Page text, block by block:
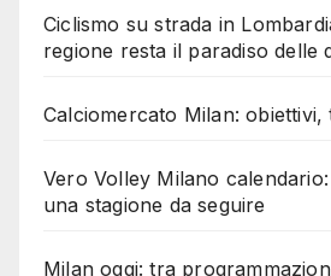
Ciclismo su strada in
regione resta il paradiso delle
Calciomercato Milan: obiettivi,
Vero Volley Milano
una stagione da seguire
Milan oggi: tra